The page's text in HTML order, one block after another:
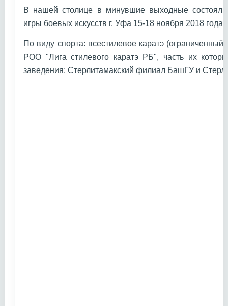
В нашей столице в минувшие выходные
игры боевых искусств г. Уфа 15-18 ноября 2018 года
По виду спорта: всестилевое каратэ (ограниченный
РОО "Лига стилевого каратэ РБ", часть их
заведения: Стерлитамакский филиал БашГУ и